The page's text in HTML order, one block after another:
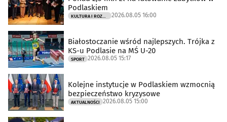
Podlaskiem
2026.08.05 16:00
Białostoczanie wśród najlepszych. Trójka z
KS-u Podlasie na MŚ U-20
SPORT 2026.08.05 15:17
Kolejne instytucje w Podlaskiem wzmocnią
bezpieczeństwo kryzysowe
AKTUALNOŚCI 2026.08.05 15:00